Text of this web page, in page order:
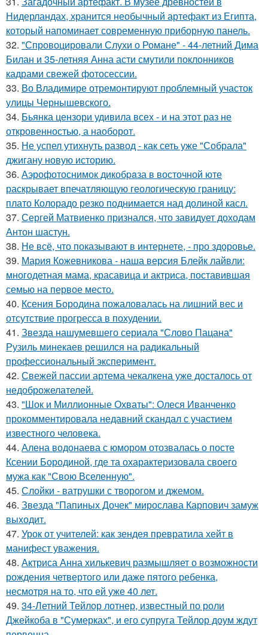
Нидерландах, хранится необычный артефакт из Египта,
который напоминает современную приборную панель.
32. "Спровоцировали Слухи о Романе" - 44-летний Дима
Билан и 35-летняя Анна асти смутили поклонников
кадрами свежей фотосессии.
33. Во Владимире отремонтируют проблемный участок
улицы Чернышевского.
34. Бьянка цензори удивила всех - и на этот раз не
откровенностью, а наоборот.
35. Не успел утихнуть развод - как сеть уже "Собрала"
джигану новую историю.
36. Аэрофотоснимок дикобpaза в восточной юте
раскрывает впечатляющую геологическую границу:
плато Колорадо резко поднимается над долиной касл.
37. Сергей Матвиенко признался, что завидует доходам
Антон шастун.
38. Не всё, что показывают в интернете, - про здоровье.
39. Мария Кожевникова - наша версия Блейк лайвли:
многодетная мама, красавица и актриса, поставившая
семью на первое место.
40. Ксения Бородина пожаловалась на лишний вес и
отсутствие прогресса в похудении.
41. Звезда нашумевшего сериала "Слово Пацана"
Рузиль минекаев решился на радикальный
профессиональный эксперимент.
42. Свежей пассии артема чекалкена уже досталось от
недоброжелателей.
43. "Шок и Миллионные Охваты": Олеся Иванченко
прокомментировала недавний скандал с участием
известного человека.
44. Алена водонаева с юмором отозвалась о посте
Ксении Бородиной, где та охарактеризовала своего
мужа как "Свою Вселенную".
45. Слойки - ватрушки с творогом и джемом.
46. Звезда "Папиных Дочек" мирослава Карпович замуж
выходит.
47. Урок от учителей: как зендея превратила хейт в
манифест уважения.
48. Актриса Анна хилькевич размышляет о возможности
рождения четвертого или даже пятого ребенка,
несмотря на то, что ей уже 40 лет.
49. 34-Летний Тейлор лотнер, известный по роли
Джейкоба в "Сумерках", и его супруга Тейлор доум ждут